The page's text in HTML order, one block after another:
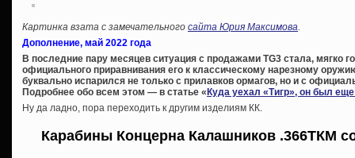
Картинка взата с замечательного сайта Юрия Максимова.
Дополнение, май 2022 года
В последние пару месяцев ситуация с продажами TG3 стала, мягко
официального приравнивания его к классическому нарезному
буквально испарился не только с прилавков ормагов, но и с
Подробнее обо всем этом — в статье « Куда уехал «Тигр», он был
Ну да ладно, пора переходить к другим изделиям КК.
Карабины Концерна Калашников .366ТКМ